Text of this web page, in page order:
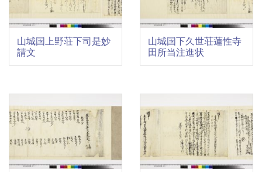
山城国上野荘下司是妙
請文
山城国下久世荘蓮性寺
田所当注進状